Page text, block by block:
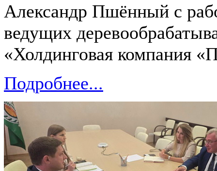
Александр Пшённый с
ведущих
«Холдинговая компания
Подробнее...